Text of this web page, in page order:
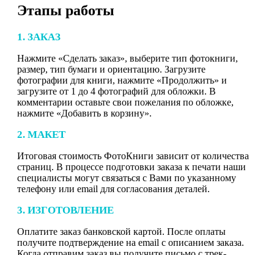
Этапы работы
1. ЗАКАЗ
Нажмите «Сделать заказ», выберите тип фотокниги,
размер, тип бумаги и ориентацию. Загрузите
фотографии для книги, нажмите «Продолжить» и
загрузите от 1 до 4 фотографий для обложки. В
комментарии оставьте свои пожелания по обложке,
нажмите «Добавить в корзину».
2. МАКЕТ
Итоговая стоимость ФотоКниги зависит от количества
страниц. В процессе подготовки заказа к печати наши
специалисты могут связаться с Вами по указанному
телефону или email для согласования деталей.
3. ИЗГОТОВЛЕНИЕ
Оплатите заказ банковской картой. После оплаты
получите подтверждение на email с описанием заказа.